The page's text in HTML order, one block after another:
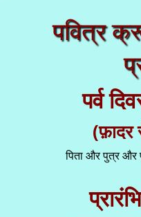
पवित्र
पर्व
(फ़ादर
पिता और पुत्र और